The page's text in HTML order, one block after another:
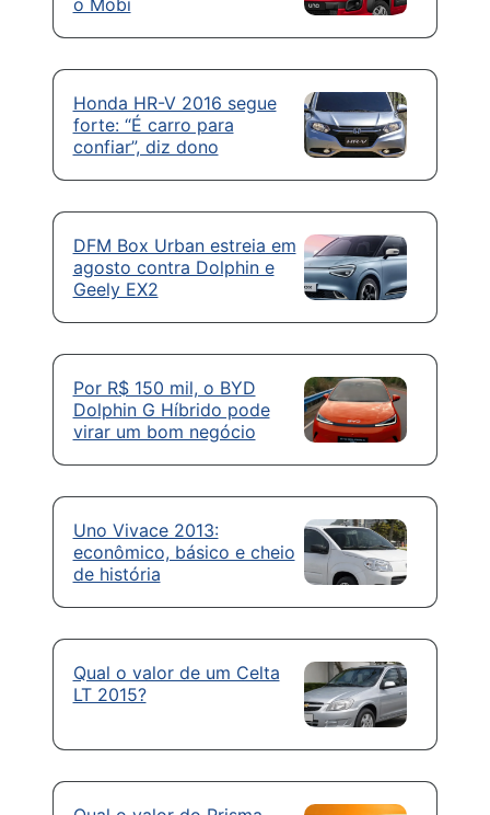
Honda HR-V 2016 segue
forte: “É carro para
confiar”, diz dono
DFM Box Urban estreia em
agosto contra Dolphin e
Geely EX2
Por R$ 150 mil, o BYD
Dolphin G Híbrido pode
virar um bom negócio
Uno Vivace 2013:
econômico, básico e cheio
de história
Qual o valor de um Celta
LT 2015?